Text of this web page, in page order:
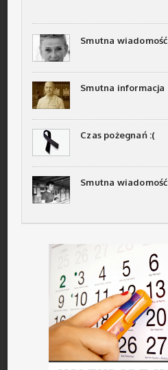
Smutna wiadomość
Smutna informacja
Czas pożegnań :(
Smutna wiadomość